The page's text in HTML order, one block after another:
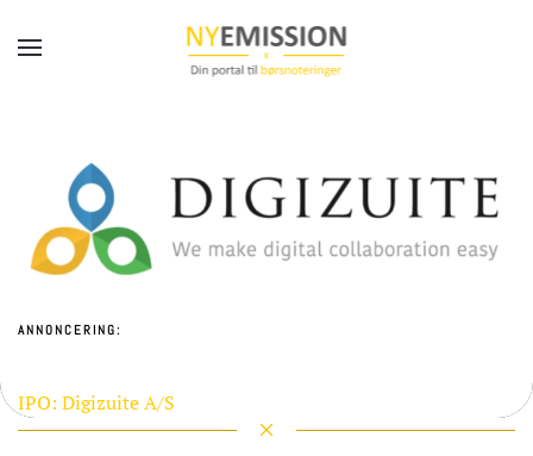
Gå til hovedindhold
ANNONCERING:
IPO: Digizuite A/S